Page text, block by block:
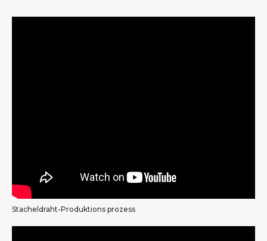
Stacheldraht-Produktions prozess